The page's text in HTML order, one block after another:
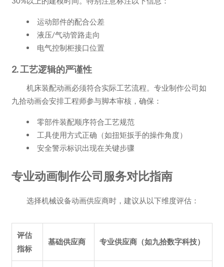
运动部件的配合公差
液压/气动管路走向
电气控制柜接口位置
2. 工艺逻辑的严谨性
机床装配动画必须符合实际工艺流程。专业制作公司如
九拾动画会安排工程师参与脚本审核，确保：
零部件装配顺序符合工艺规范
工具使用方式正确（如扭矩扳手的操作角度）
安全警示标识出现在关键步骤
专业动画制作公司服务对比指南
选择机械设备动画供应商时，建议从以下维度评估：
评估
指标
基础供应商 专业供应商（如九拾数字科技）